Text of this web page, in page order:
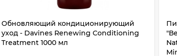
Обновляющий кондиционирующий
уход - Davines Renewing Conditioning
Treatment 1000 мл